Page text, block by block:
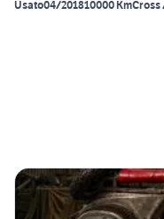
Usato04/201810000 KmCross